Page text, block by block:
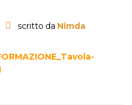
scritto da Nimda